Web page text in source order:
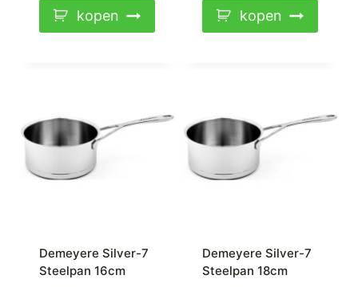
kopen kopen
Demeyere Silver-7
Steelpan 16cm
Demeyere Silver-7
Steelpan 18cm